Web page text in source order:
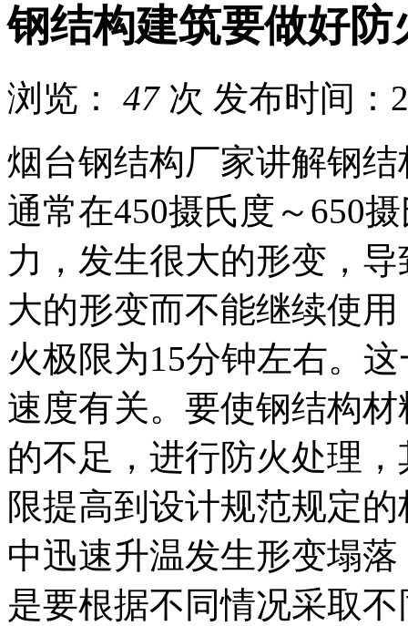
钢结构建筑要做好
浏览： 47 次 发布时间：
烟台钢结构厂家讲解钢
通常在450摄氏度～650
力，发生很大的形变，
大的形变而不能继续使
火极限为15分钟左右。
速度有关。要使钢结构
的不足，进行防火处理
限提高到设计规范规定
中迅速升温发生形变塌
是要根据不同情况采取